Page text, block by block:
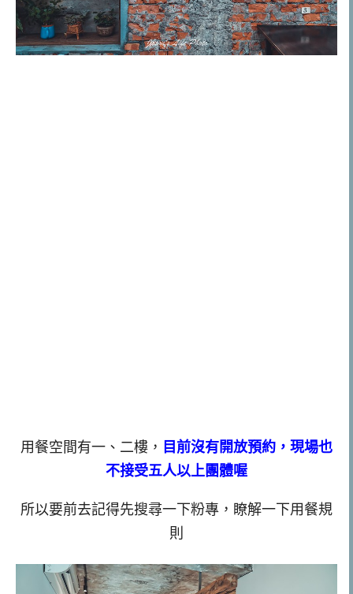
用餐空間有一、二樓， 目前沒有開放預約，現場也
不接受五人以上團體喔
所以要前去記得先搜尋一下粉專，瞭解一下用餐規
則